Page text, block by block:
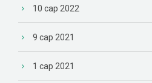
10 сар 2022
9 сар 2021
1 сар 2021